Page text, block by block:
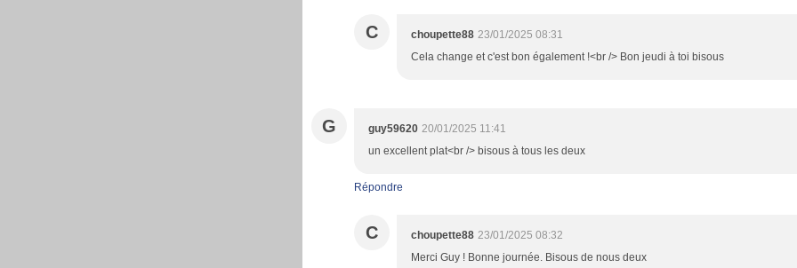
C choupette88 23/01/2025 08:31
Cela change et c'est bon également !<br /> Bon jeudi à toi bisous
G guy59620 20/01/2025 11:41
un excellent plat<br /> bisous à tous les deux
Répondre
C choupette88 23/01/2025 08:32
Merci Guy ! Bonne journée. Bisous de nous deux